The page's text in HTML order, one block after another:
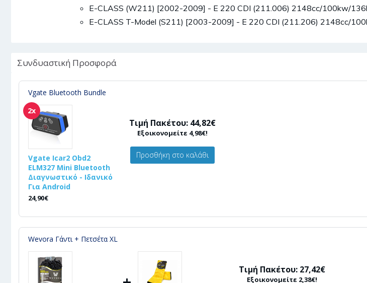
E-CLASS (W211) [2002-2009] - E 220 CDI (211.006) 2148cc/100kw/
E-CLASS T-Model (S211) [2003-2009] - E 220 CDI (211.206) 2148cc/
Συνδυαστική Προσφορά
Vgate Bluetooth Bundle
2x
Vgate Icar2 Obd2
ELM327 Mini Bluetooth
Διαγνωστικό - Ιδανικό
Για Android
24,90€
Τιμή Πακέτου: 44,82€
Εξοικονομείτε 4,98€!
Προσθήκη στο καλάθι
Wevora Γάντι + Πετσέτα XL
Τιμή Πακέτου: 27,42€
Εξοικονομείτε 2,38€!